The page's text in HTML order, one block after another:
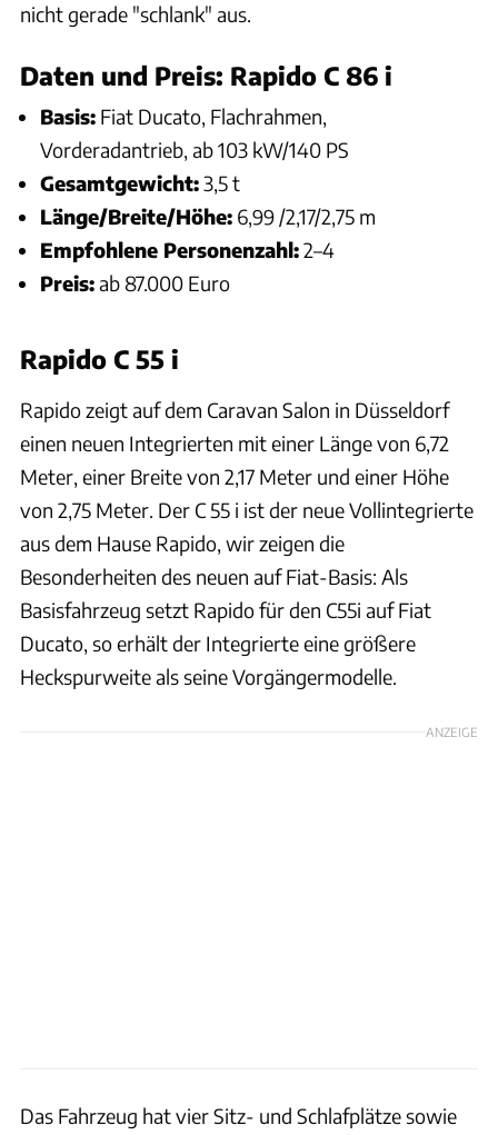
nicht gerade "schlank" aus.
Daten und Preis: Rapido C 86 i
Basis: Fiat Ducato, Flachrahmen,
Vorderadantrieb, ab 103 kW/140 PS
Gesamtgewicht:3,5 t
Länge/Breite/Höhe: 6,99 /2,17/2,75 m
Empfohlene Personenzahl:2–4
Preis:ab 87.000 Euro
Rapido C 55 i
Rapido zeigt auf dem Caravan Salon in Düsseldorf
einen neuen Integrierten mit einer Länge von 6,72
Meter, einer Breite von 2,17 Meter und einer Höhe
von 2,75 Meter. Der C 55 i ist der neue Vollintegrierte
aus dem Hause Rapido, wir zeigen die
Besonderheiten des neuen auf Fiat-Basis: Als
Basisfahrzeug setzt Rapido für den C55i auf Fiat
Ducato, so erhält der Integrierte eine größere
Heckspurweite als seine Vorgängermodelle.
ANZEIGE
Das Fahrzeug hat vier Sitz- und Schlafplätze sowie